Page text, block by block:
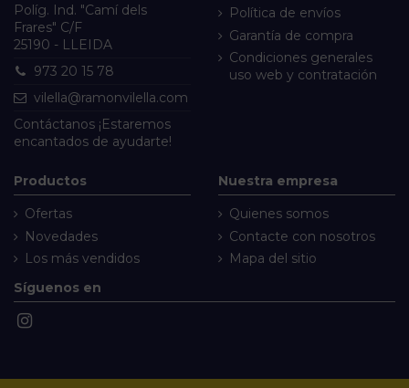
Políg. Ind. "Camí dels
Frares" C/F
25190 - LLEIDA
973 20 15 78
vilella@ramonvilella.com
Contáctanos ¡Estaremos
encantados de ayudarte!
Política de envíos
Garantía de compra
Condiciones generales
uso web y contratación
Productos
Ofertas
Novedades
Los más vendidos
Nuestra empresa
Quienes somos
Contacte con nosotros
Mapa del sitio
Síguenos en